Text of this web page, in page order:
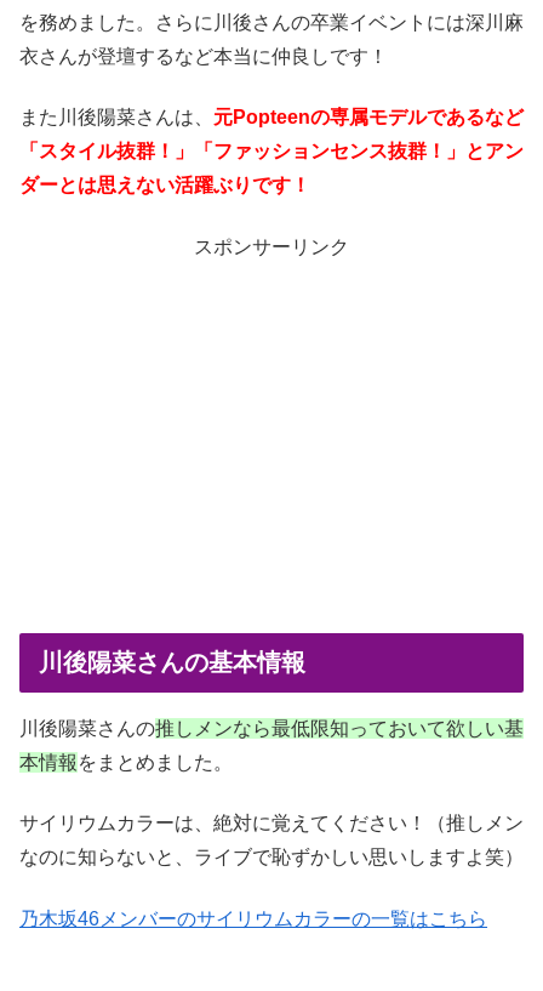
を務めました。さらに川後さんの卒業イベントには深川麻
衣さんが登壇するなど本当に仲良しです！
また川後陽菜さんは、 元Popteenの専属モデルであるなど
「スタイル抜群！」「ファッションセンス抜群！」とアン
ダーとは思えない活躍ぶりです！
スポンサーリンク
川後陽菜さんの基本情報
川後陽菜さんの推しメンなら最低限知っておいて欲しい基
本情報 をまとめました。
サイリウムカラーは、絶対に覚えてください！（推しメン
なのに知らないと、ライブで恥ずかしい思いしますよ笑）
乃木坂46メンバーのサイリウムカラーの一覧はこちら